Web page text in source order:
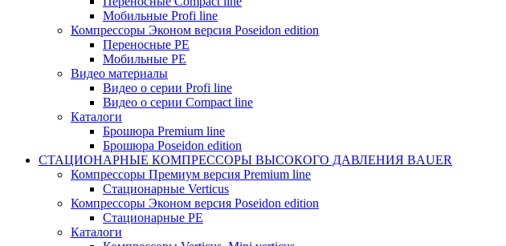
Мобильные Profi line
Компрессоры Эконом версия Poseidon edition
Переносные PE
Мобильные PE
Видео материалы
Видео о серии Profi line
Видео о серии Compact line
Каталоги
Брошюра Premium line
Брошюра Poseidon edition
СТАЦИОНАРНЫЕ КОМПРЕССОРЫ ВЫСОКОГО ДАВЛЕНИЯ BAUER
Компрессоры Премиум версия Premium line
Стационарные Verticus
Компрессоры Эконом версия Poseidon edition
Стационарные PE
Каталоги